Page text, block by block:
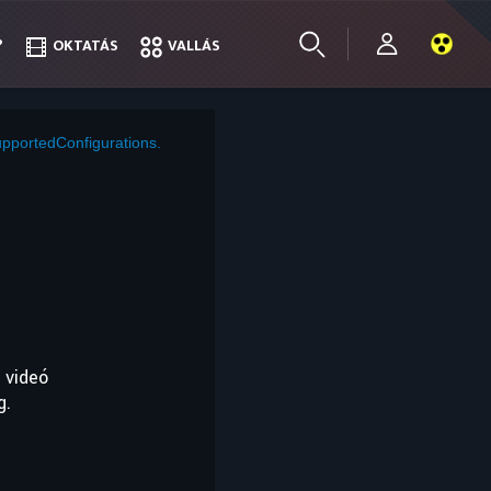
OKTATÁS VALLÁS
OKTATÁS VALLÁS